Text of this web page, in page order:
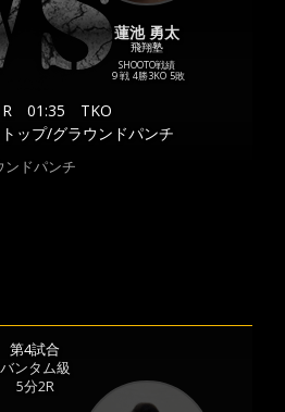
蓮池 勇太
飛翔塾
SHOOTO戦績
9 戦 4勝3KO 5敗
R 01:35
TKO
ップ/グラウンドパンチ
ンドパンチ
第4試合
バンタム級
5分2R